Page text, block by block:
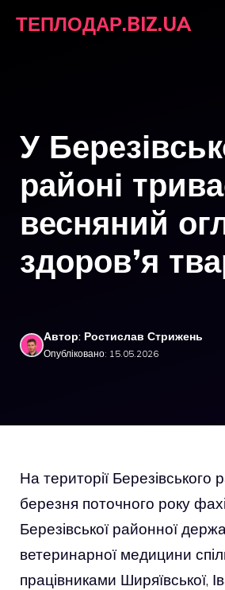
ТЕПЛОДАР.BIZ.UA
У
районі
весняний
здоров’я
Автор: Ростислав Стрижень
Опубліковано: 15.05.2026
На території Березівського
березня поточного року
Березівської районної
ветеринарної медицини
працівниками Ширяївської,